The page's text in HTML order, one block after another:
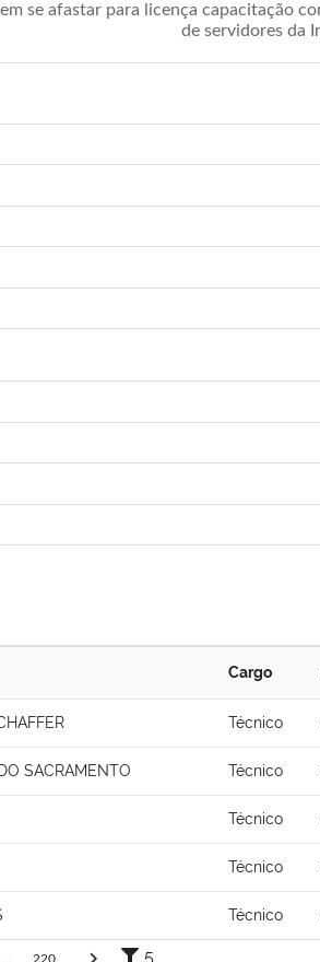
se afastar para licença capacitação
de servidores da
Cargo
Técnico
SACRAMENTO Técnico
Técnico
Técnico
Técnico
220 5